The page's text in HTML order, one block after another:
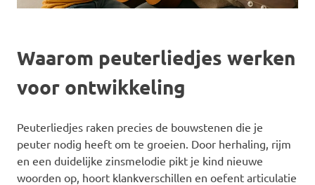
Waarom peuterliedjes werken
voor ontwikkeling
Peuterliedjes raken precies de bouwstenen die je
peuter nodig heeft om te groeien. Door herhaling, rijm
en een duidelijke zinsmelodie pikt je kind nieuwe
woorden op, hoort klankverschillen en oefent articulatie